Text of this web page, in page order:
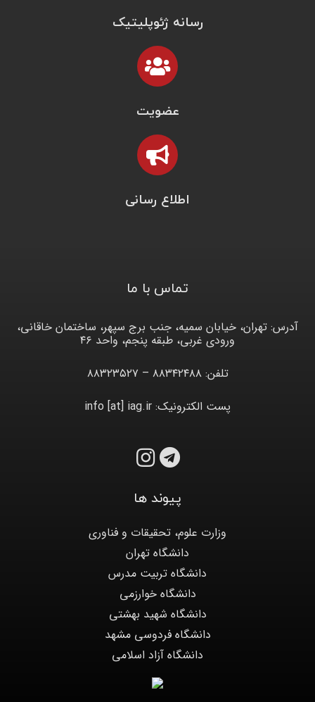
رسانه ژئوپلیتیک
عضویت
اطلاع رسانی
تماس با ما
آدرس: تهران، خیابان سمیه، جنب برج سپهر، ساختمان خاقانی،
ورودی غربی، طبقه پنجم، واحد ۴۶
تلفن: ۸۸۳۴۲۴۸۸ – ۸۸۳۲۳۵۲۷
پست الکترونیک: info [at] iag.ir
پیوند ها
وزارت علوم، تحقیقات و فناوری
دانشگاه تهران
دانشگاه تربیت مدرس
دانشگاه خوارزمی
دانشگاه شهید بهشتی
دانشگاه فردوسی مشهد
دانشگاه آزاد اسلامی